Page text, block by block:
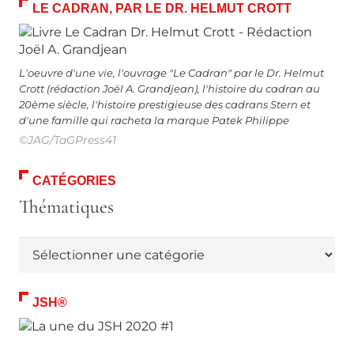
LE CADRAN, PAR LE DR. HELMUT CROTT
L'oeuvre d'une vie, l'ouvrage "Le Cadran" par le Dr. Helmut
Crott (rédaction Joël A. Grandjean), l'histoire du cadran au
20ème siècle, l'histoire prestigieuse des cadrans Stern et
d'une famille qui racheta la marque Patek Philippe
©JAG/TaGPress41
CATÉGORIES
Thématiques
JSH®